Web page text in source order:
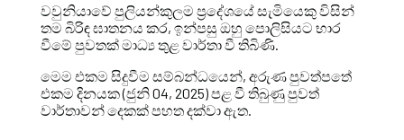
වවුනියාවේ පුලියන්කුලම ප්‍රදේශයේ සැමියෙකු විසින්
තම බිරිඳ ඝාතනය කර, ඉන්පසු ඔහු පොලිසියට භාර
වීමේ පුවතක් මාධ්‍ය තුළ වාර්තා වී තිබිණි.
මෙම එකම සිදුවීම සම්බන්ධයෙන්, අරුණපුවත්පතේ
එකම දිනයක (ජුනි 04, 2025) පළ වී තිබුණු පුවත්
වාර්තාවන් දෙකක් පහත දක්වා ඇත.